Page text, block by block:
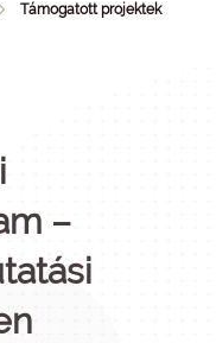
Támogatott projektek
–